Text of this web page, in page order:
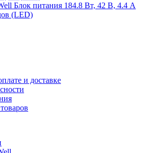
Блок питания 184.8 Вт, 42 В, 4.4 А
(LED)
и доставке